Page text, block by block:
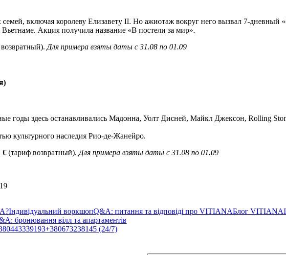
включая королеву Елизавету II. Но ажиотаж вокруг него вызвал 7-
Акция получила название «В постели за мир».
Для примера взяты даты с 31.08 по 01.09
годы здесь останавливались Мадонна, Уолт Дисней, Майкл Джексон, Rolling
культурного наследия Рио-де-Жанейро.
€ (тариф возвратный). Для примера взяты даты с 31.08 по 01.09
Індивідуальний воркшопQ&A: питання та відповіді про VITIANAБлог VITIANA
бронювання вілл та апартаментів
+380673238145 (24/7)